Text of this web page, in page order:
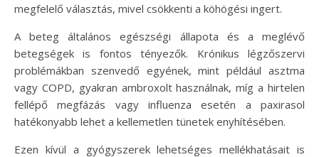
megfelelő választás, mivel csökkenti a köhögési ingert.
A beteg általános egészségi állapota és a meglévő
betegségek is fontos tényezők. Krónikus légzőszervi
problémákban szenvedő egyének, mint például asztma
vagy COPD, gyakran ambroxolt használnak, míg a hirtelen
fellépő megfázás vagy influenza esetén a paxirasol
hatékonyabb lehet a kellemetlen tünetek enyhítésében.
Ezen kívül a gyógyszerek lehetséges mellékhatásait is